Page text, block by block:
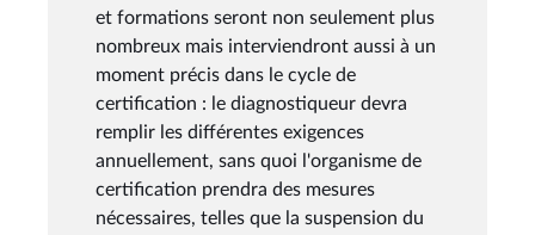
et formations seront non seulement plus
nombreux mais interviendront aussi à un
moment précis dans le cycle de
certification : le diagnostiqueur devra
remplir les différentes exigences
annuellement, sans quoi l'organisme de
certification prendra des mesures
nécessaires, telles que la suspension du